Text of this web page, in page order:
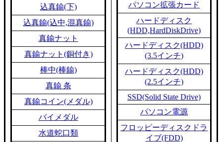
込真鍮(下)
込真鍮(込中,混真鍮)
真鍮ナット
真鍮ナット(銅付き)
棒中(棒鍮)
真鍮 条
真鍮コイン(メダル)
バイメダル
水道蛇口類
パソコン拡張カード
ハードディスク
(HDD,HardDiskDrive)
ハードディスク(HDD)
(3.5インチ)
ハードディスク(HDD)
(2.5インチ)
SSD(Solid State Drive)
パソコン電源
フロッピーディスクドラ
イブ(FDD)